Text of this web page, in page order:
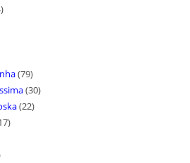
(79)
(30)
(22)